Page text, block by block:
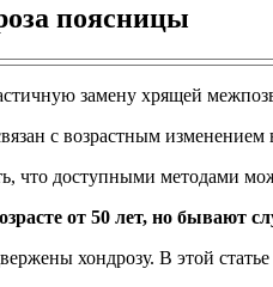
поясницы
замену хрящей
с возрастным
что доступными методами
от 50 лет, но бывают
хондрозу. В этой статье